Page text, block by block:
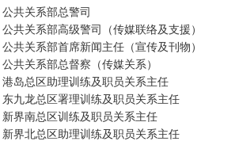
公共关系部总警司
公共关系部高级警司（传媒联络及支援）
公共关系部首席新闻主任（宣传及刊物）
公共关系部总督察（传媒关系）
港岛总区助理训练及职员关系主任
东九龙总区署理训练及职员关系主任
新界南总区训练及职员关系主任
新界北总区助理训练及职员关系主任